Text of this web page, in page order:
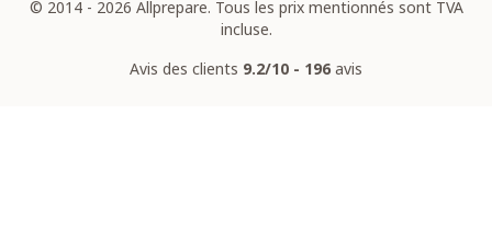
© 2014 - 2026 Allprepare. Tous les prix mentionnés sont TVA
incluse.
Avis des clients 9.2/10 - 196 avis